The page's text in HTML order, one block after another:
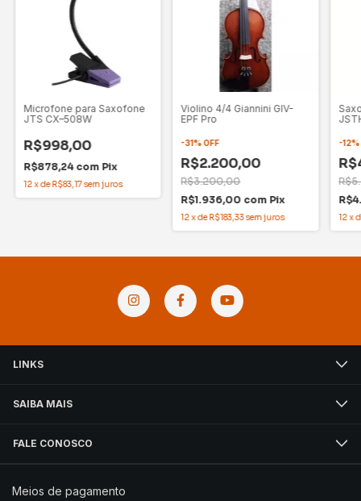
Microfone para Saxofone
JTS CX–508W
R$998,00
R$878,24 com Pix
12xdeR$83,17sem juros
Violino 4/4 Giannini GIV-
EPF Pro
-31%OFF
R$2.200,00
R$3.200,00
R$1.936,00 com Pix
12xdeR$183,33sem juros
-12%
12x
LINKS
SAIBA MAIS
FALE CONOSCO
Meios de pagamento